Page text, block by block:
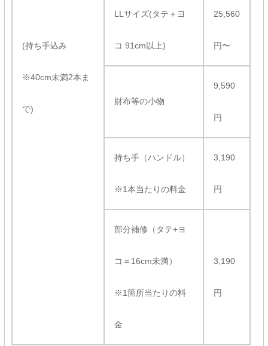
(持ち手込み
※40cm未満2本ま
で)
LLサイズ(タテ＋ヨ
コ 91cm以上)
25,560
円〜
財布等の小物
9,590
円
持ち手（ハンドル）
※1本当たりの料金
3,190
円
部分補修（タテ+ヨ
コ＝16cm未満）
※1箇所当たりの料
金
3,190
円